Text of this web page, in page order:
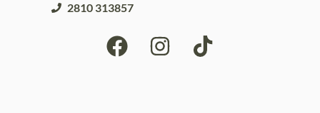
2810 313857